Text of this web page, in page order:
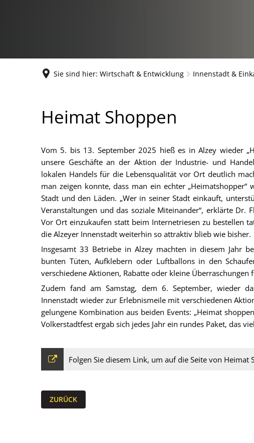
Sie sind hier: Wirtschaft & Entwicklung Innenstadt &
Heimat
Shoppen
Heimat Shoppen
Vom 5. bis 13. September 2025 hieß es in Alzey wieder
unsere Geschäfte an der Aktion der Industrie- und
lokalen Handels für die Lebensqualität vor Ort deutlich
man zeigen konnte, dass man ein echter
Stadt und den Läden. „Wer in seiner Stadt einkauft,
Veranstaltungen und das soziale Miteinander“, erklärte Dr.
Vor Ort einzukaufen statt beim Internetriesen zu bestellen
die Alzeyer Innenstadt weiterhin so attraktiv blieb wie bisher.
Insgesamt 33 Betriebe in Alzey machten in diesem Jahr
bunten Tüten, Aufklebern oder Luftballons in den
verschiedene Aktionen, Rabatte oder kleine
Zudem fand am Samstag, dem 6. September, wieder
Innenstadt wieder zur Erlebnismeile mit verschiedenen
gelungene Kombination aus beiden Events: „Heimat
Volkerstadtfest ergab sich jedes Jahr ein rundes Paket, das
Folgen Sie diesem Link, um auf die Seite von Heimat
ZURÜCK